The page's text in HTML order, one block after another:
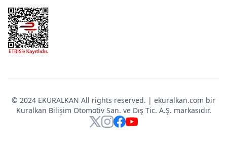
© 2024 EKURALKAN All rights reserved. | ekuralkan.com bir
Kuralkan Bilişim Otomotiv San. ve Dış Tic. A.Ş. markasıdır.